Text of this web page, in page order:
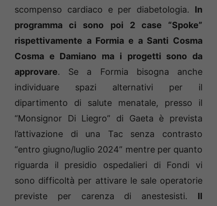
scompenso cardiaco e per diabetologia. In
programma ci sono poi 2 case “Spoke”
rispettivamente a Formia e a Santi Cosma
Cosma e Damiano ma i progetti sono da
approvare. Se a Formia bisogna anche
individuare spazi alternativi per il
dipartimento di salute menatale, presso il
“Monsignor Di Liegro” di Gaeta è prevista
l’attivazione di una Tac senza contrasto
“entro giugno/luglio 2024” mentre per quanto
riguarda il presidio ospedalieri di Fondi vi
sono difficoltà per attivare le sale operatorie
previste per carenza di anestesisti. Il